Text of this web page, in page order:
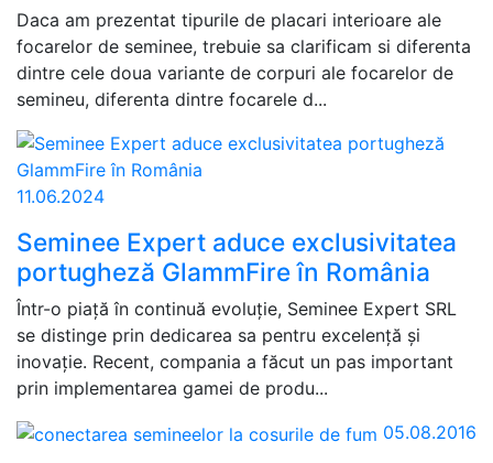
Daca am prezentat tipurile de placari interioare ale
focarelor de seminee, trebuie sa clarificam si diferenta
dintre cele doua variante de corpuri ale focarelor de
semineu, diferenta dintre focarele d...
11.06.2024
Seminee Expert aduce exclusivitatea
portugheză GlammFire în România
Într-o piață în continuă evoluție, Seminee Expert SRL
se distinge prin dedicarea sa pentru excelență și
inovație. Recent, compania a făcut un pas important
prin implementarea gamei de produ...
05.08.2016